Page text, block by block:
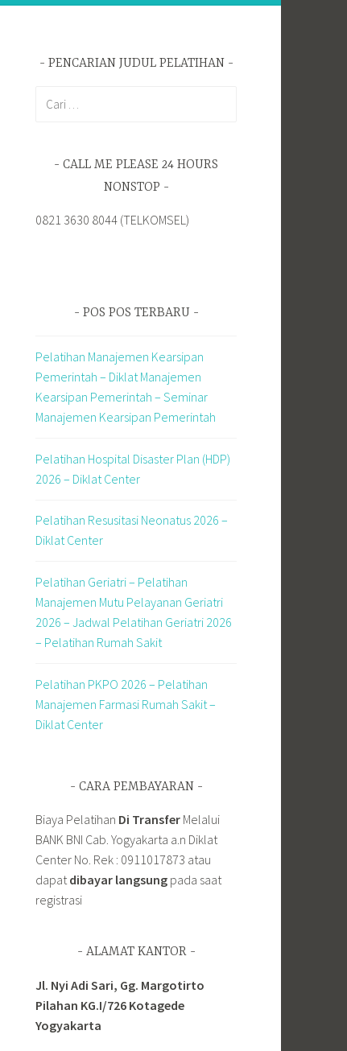
PENCARIAN JUDUL PELATIHAN
CALL ME PLEASE 24 HOURS
NONSTOP
0821 3630 8044 (TELKOMSEL)
POS POS TERBARU
Pelatihan Manajemen Kearsipan
Pemerintah – Diklat Manajemen
Kearsipan Pemerintah – Seminar
Manajemen Kearsipan Pemerintah
Pelatihan Hospital Disaster Plan (HDP)
2026 – Diklat Center
Pelatihan Resusitasi Neonatus 2026 –
Diklat Center
Pelatihan Geriatri – Pelatihan
Manajemen Mutu Pelayanan Geriatri
2026 – Jadwal Pelatihan Geriatri 2026
– Pelatihan Rumah Sakit
Pelatihan PKPO 2026 – Pelatihan
Manajemen Farmasi Rumah Sakit –
Diklat Center
CARA PEMBAYARAN
Biaya Pelatihan Di Transfer Melalui
BANK BNI Cab. Yogyakarta a.n Diklat
Center No. Rek : 0911017873 atau
dapatdibayar langsung pada saat
registrasi
ALAMAT KANTOR
Jl. Nyi Adi Sari, Gg. Margotirto
Pilahan KG.I/726 Kotagede
Yogyakarta